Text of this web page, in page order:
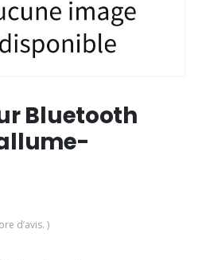
Bluetooth
d’avis. )